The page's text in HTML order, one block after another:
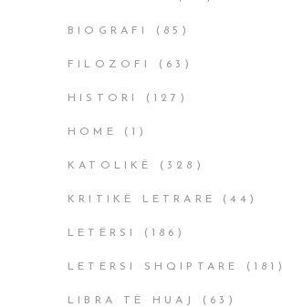
BIOGRAFI (85)
FILOZOFI (63)
HISTORI (127)
HOME (1)
KATOLIKË (328)
KRITIKË LETRARE (44)
LETËRSI (186)
LETËRSI SHQIPTARE (181)
LIBRA TË HUAJ (63)